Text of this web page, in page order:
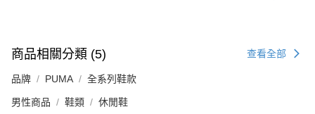
商品相關分類 (5) 查看全部
品牌 PUMA 全系列鞋款
男性商品 鞋類 休閒鞋